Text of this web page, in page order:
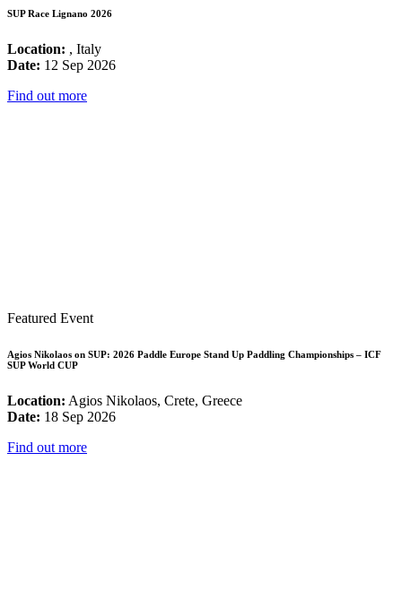
SUP Race Lignano 2026
Location: , Italy
Date: 12 Sep 2026
Find out more
Featured Event
Agios Nikolaos on SUP: 2026 Paddle Europe Stand Up Paddling Championships – ICF
SUP World CUP
Location: Agios Nikolaos, Crete, Greece
Date: 18 Sep 2026
Find out more